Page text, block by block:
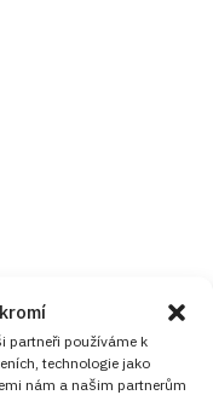
partneři používáme k
technologie jako
nám a našim partnerům